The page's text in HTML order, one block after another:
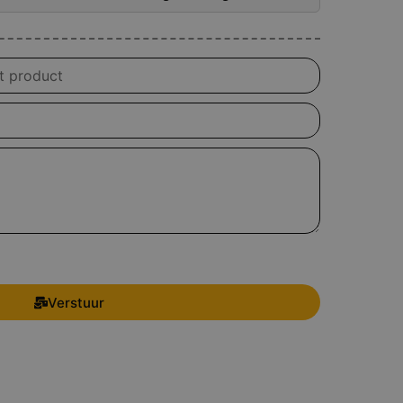
Verstuur